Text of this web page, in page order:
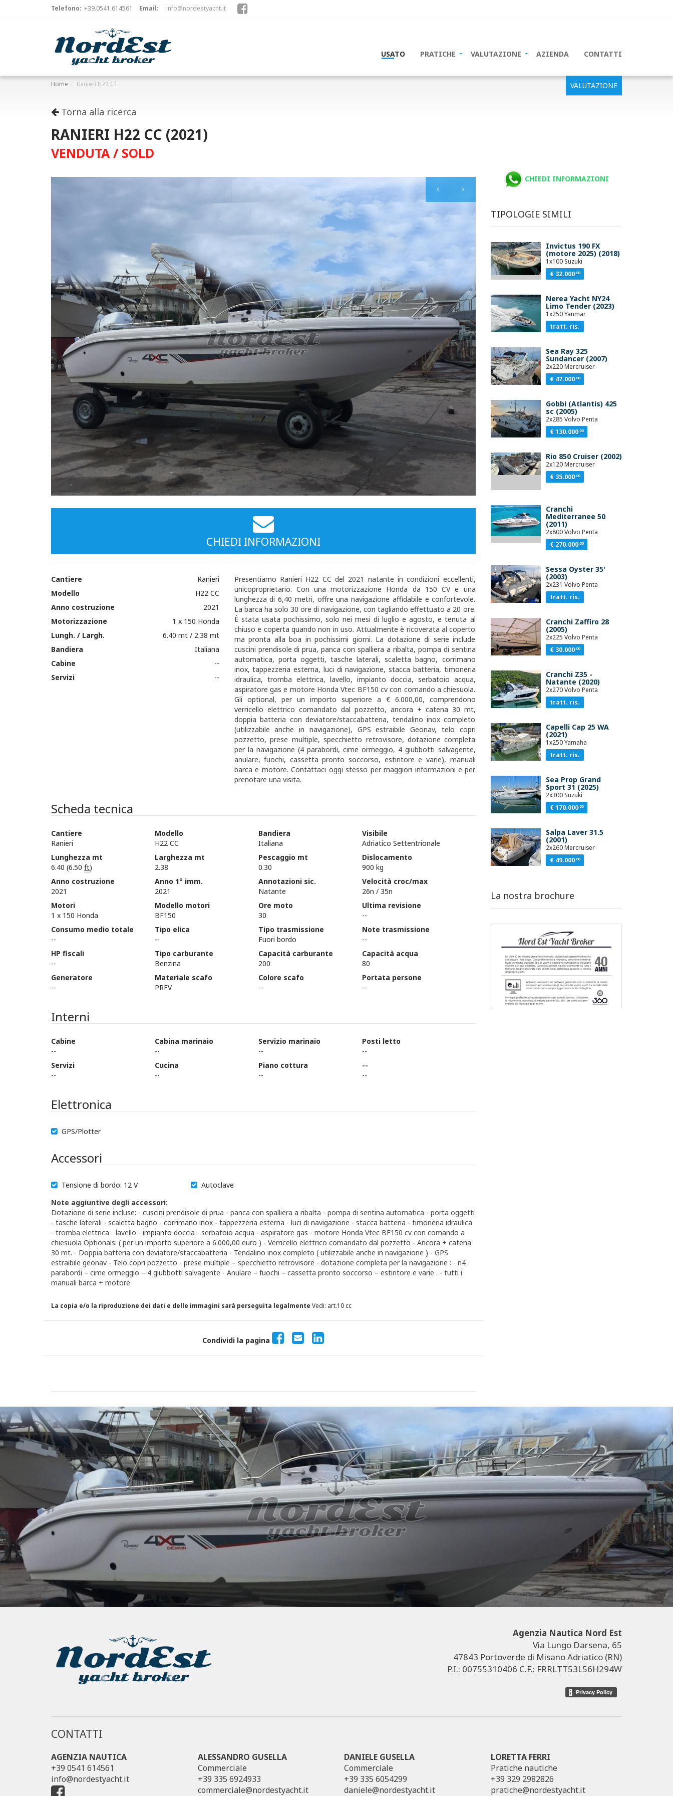
Telefono: +39.0541.614561 Email: info@nordestyacht.it
USATO PRATICHE VALUTAZIONE AZIENDA CONTATTI
VALUTAZIONE
Home Ranieri H22 CC
Torna alla ricerca
RANIERI H22 CC (2021)
VENDUTA / SOLD
CHIEDI INFORMAZIONI
Cantiere
Ranieri
Modello
H22 CC
Anno costruzione
2021
Motorizzazione
1 x 150 Honda
Lungh. / Largh.
6.40 mt / 2.38 mt
Bandiera
Italiana
Cabine
--
Servizi
--
Presentiamo Ranieri H22 CC del 2021 natante in condizioni eccellenti,
unicoproprietario. Con una motorizzazione Honda da 150 CV e una
lunghezza di 6,40 metri, offre una navigazione affidabile e confortevole.
La barca ha solo 30 ore di navigazione, con tagliando effettuato a 20 ore.
È stata usata pochissimo, solo nei mesi di luglio e agosto, e tenuta al
chiuso e coperta quando non in uso. Attualmente è ricoverata al coperto
ma pronta alla boa in pochissimi giorni. La dotazione di serie include
cuscini prendisole di prua, panca con spalliera a ribalta, pompa di sentina
automatica, porta oggetti, tasche laterali, scaletta bagno, corrimano
inox, tappezzeria esterna, luci di navigazione, stacca batteria, timoneria
idraulica, tromba elettrica, lavello, impianto doccia, serbatoio acqua,
aspiratore gas e motore Honda Vtec BF150 cv con comando a chiesuola.
Gli optional, per un importo superiore a € 6.000,00, comprendono
verricello elettrico comandato dal pozzetto, ancora + catena 30 mt,
doppia batteria con deviatore/staccabatteria, tendalino inox completo
(utilizzabile anche in navigazione), GPS estraibile Geonav, telo copri
pozzetto, prese multiple, specchietto retrovisore, dotazione completa
per la navigazione (4 parabordi, cime ormeggio, 4 giubbotti salvagente,
anulare, fuochi, cassetta pronto soccorso, estintore e varie), manuali
barca e motore. Contattaci oggi stesso per maggiori informazioni e per
prenotare una visita.
Scheda tecnica
Cantiere
Ranieri
Lunghezza mt
6.40 (6.50 ft)
Anno costruzione
2021
Motori
1 x 150 Honda
Consumo medio totale
--
HP fiscali
--
Generatore
--
Modello
H22 CC
Larghezza mt
2.38
Anno 1° imm.
2021
Modello motori
BF150
Tipo elica
--
Tipo carburante
Benzina
Materiale scafo
PRFV
Bandiera
Italiana
Pescaggio mt
0.30
Annotazioni sic.
Natante
Ore moto
30
Tipo trasmissione
Fuori bordo
Capacità carburante
200
Colore scafo
--
Visibile
Adriatico Settentrionale
Dislocamento
900 kg
Velocità croc/max
26n / 35n
Ultima revisione
--
Note trasmissione
--
Capacità acqua
80
Portata persone
--
Interni
Cabine
--
Servizi
--
Cabina marinaio
--
Cucina
--
Servizio marinaio
--
Piano cottura
--
Posti letto
--
--
--
Elettronica
GPS/Plotter
Accessori
Tensione di bordo: 12 V
Autoclave
Note aggiuntive degli accessori:
Dotazione di serie incluse: - cuscini prendisole di prua - panca con spalliera a ribalta - pompa di sentina automatica - porta oggetti
- tasche laterali - scaletta bagno - corrimano inox - tappezzeria esterna - luci di navigazione - stacca batteria - timoneria idraulica
- tromba elettrica - lavello - impianto doccia - serbatoio acqua - aspiratore gas - motore Honda Vtec BF150 cv con comando a
chiesuola Optionals: ( per un importo superiore a 6.000,00 euro ) - Verricello elettrico comandato dal pozzetto - Ancora + catena
30 mt. - Doppia batteria con deviatore/staccabatteria - Tendalino inox completo ( utilizzabile anche in navigazione ) - GPS
estraibile geonav - Telo copri pozzetto - prese multiple – specchietto retrovisore - dotazione completa per la navigazione : - n4
parabordi – cime ormeggio – 4 giubbotti salvagente - Anulare – fuochi – cassetta pronto soccorso – estintore e varie . - tutti i
manuali barca + motore
La copia e/o la riproduzione dei dati e delle immagini sarà perseguita legalmente Vedi: art.10 cc
Condividi la pagina
CHIEDI INFORMAZIONI
TIPOLOGIE SIMILI
Invictus 190 FX
(motore 2025) (2018)
1x100 Suzuki
€ 32.000.00
Nerea Yacht NY24
Limo Tender (2023)
1x250 Yanmar
tratt. ris.
Sea Ray 325
Sundancer (2007)
2x220 Mercruiser
€ 47.000.00
Gobbi (Atlantis) 425
sc (2005)
2x285 Volvo Penta
€ 130.000.00
Rio 850 Cruiser (2002)
2x120 Mercruiser
€ 35.000.00
Cranchi
Mediterranee 50
(2011)
2x800 Volvo Penta
€ 270.000.00
Sessa Oyster 35'
(2003)
2x231 Volvo Penta
tratt. ris.
Cranchi Zaffiro 28
(2005)
2x225 Volvo Penta
€ 30.000.00
Cranchi Z35 -
Natante (2020)
2x270 Volvo Penta
tratt. ris.
Capelli Cap 25 WA
(2021)
1x250 Yamaha
tratt. ris.
Sea Prop Grand
Sport 31 (2025)
2x300 Suzuki
€ 170.000.00
Salpa Laver 31.5
(2001)
2x260 Mercruiser
€ 49.000.00
La nostra brochure
Agenzia Nautica Nord Est
Via Lungo Darsena, 65
47843 Portoverde di Misano Adriatico (RN)
P.I.: 00755310406 C.F.: FRRLTT53L56H294W
CONTATTI
AGENZIA NAUTICA
+39 0541 614561
info@nordestyacht.it
ALESSANDRO GUSELLA
Commerciale
+39 335 6924933
commerciale@nordestyacht.it
DANIELE GUSELLA
Commerciale
+39 335 6054299
daniele@nordestyacht.it
LORETTA FERRI
Pratiche nautiche
+39 329 2982826
pratiche@nordestyacht.it